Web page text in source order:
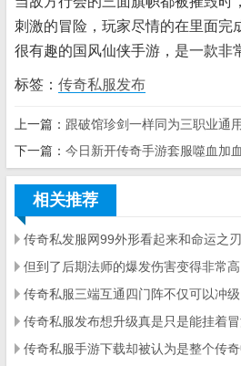
刺激的冒险，玩家尽情的在里面完
很有趣的国风仙侠手游，是一款非
标签： 传奇私服发布
上一篇： 跟破馆珍剑一样同为三职业通
下一篇： 今日新开传奇手游套服噬血加
相关推荐
传奇私发服网99外形看起来和命运之
但到了后期法师的爆发伤害变得非常高
传奇私服三端互通四门阵不仅可以冲级
传奇私服发布想升级真是只是能挂着
传奇私服手游下载却被认为是整个传